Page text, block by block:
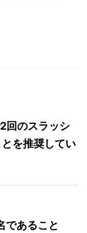
回のスラッシ
を推奨してい
であること